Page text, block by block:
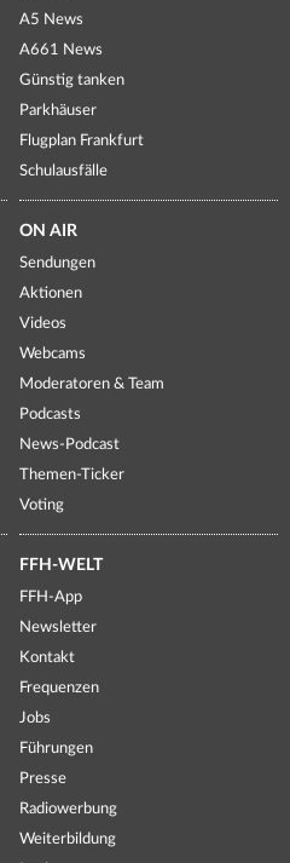
A5 News
A661 News
Günstig tanken
Parkhäuser
Flugplan Frankfurt
Schulausfälle
ON AIR
Sendungen
Aktionen
Videos
Webcams
Moderatoren & Team
Podcasts
News-Podcast
Themen-Ticker
Voting
FFH-WELT
FFH-App
Newsletter
Kontakt
Frequenzen
Jobs
Führungen
Presse
Radiowerbung
Weiterbildung